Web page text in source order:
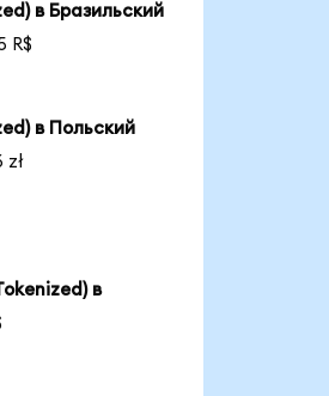
в Бразильский
R$
в Польский
zł
в